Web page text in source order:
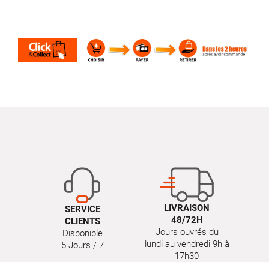
SERVICE
CLIENTS
Disponible
5 Jours / 7
LIVRAISON
48/72H
Jours ouvrés du
lundi au vendredi 9h à
17h30